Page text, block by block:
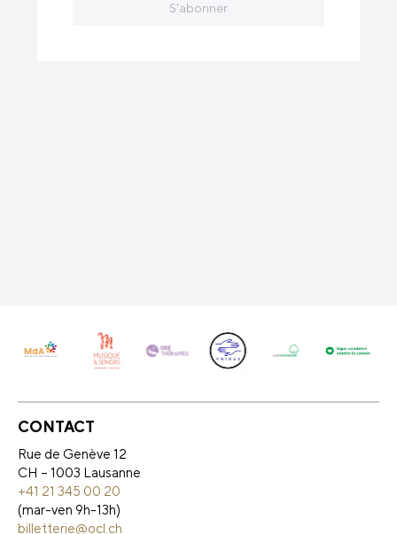
S'abonner
CONTACT
Rue de Genève 12
CH – 1003 Lausanne
+41 21 345 00 20
(mar-ven 9h-13h)
billetterie@ocl.ch